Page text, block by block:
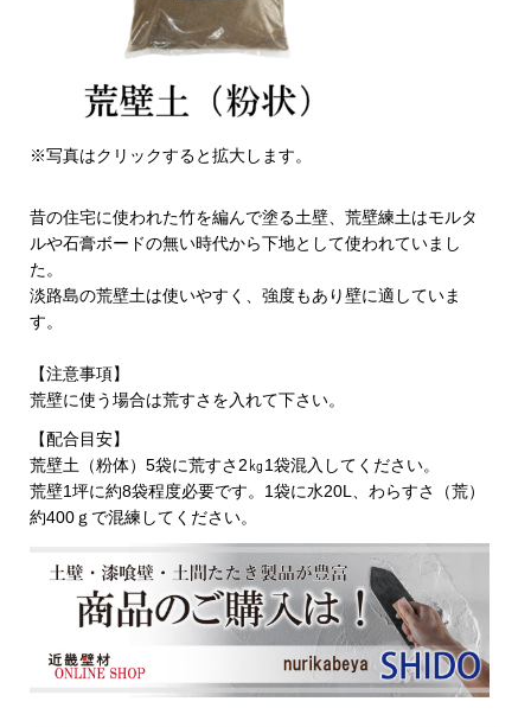
※写真はクリックすると拡大します。
昔の住宅に使われた竹を編んで塗る土壁、荒壁練土はモルタ
ルや石膏ボードの無い時代から下地として使われていまし
た。
淡路島の荒壁土は使いやすく、強度もあり壁に適していま
す。
【注意事項】
荒壁に使う場合は荒すさを入れて下さい。
【配合目安】
荒壁土（粉体）5袋に荒すさ2㎏1袋混入してください。
荒壁1坪に約8袋程度必要です。1袋に水20L、わらすさ（荒）
約400ｇで混練してください。